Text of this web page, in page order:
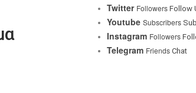
Twitter Followers Follow
Youtube Subscribers
Instagram Followers
Telegram Friends Chat